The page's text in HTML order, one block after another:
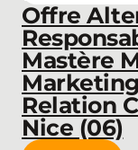
Offre
Mastère
Relation
Nice (06)